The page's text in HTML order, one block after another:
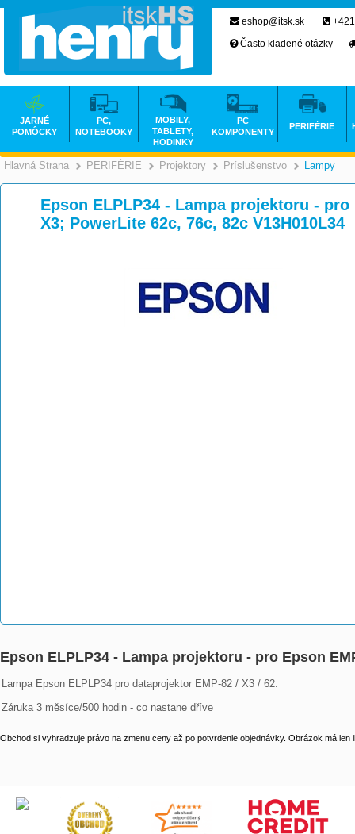
Hlavná Strana >
PERIFÉRIE >
Projektory >
Príslušenstvo Lampy
Epson ELPLP34 - Lampa projektoru - pro
X3; PowerLite 62c, 76c, 82c V13H010L34
Epson ELPLP34 - Lampa projektoru - pro Epson
Lampa Epson ELPLP34 pro dataprojektor EMP-82 / X3 / 62.
Záruka 3 měsíce/500 hodin - co nastane dříve
Obchod si vyhradzuje právo na zmenu ceny až po potvrdenie objednávky. Obrázok má len
eshop@itsk.sk
Často kladené otázky
JARNÉ
POMÔCKY
PC,
NOTEBOOKY
MOBILY,
TABLETY,
HODINKY
PC
KOMPONENTY
PERIFÉRIE